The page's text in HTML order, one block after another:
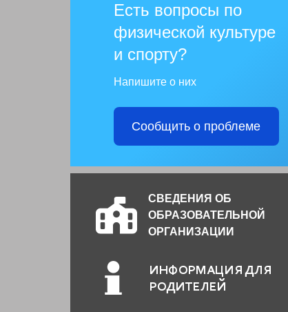
Есть вопросы по
физической культуре
и спорту?
Напишите о них
Сообщить о проблеме
СВЕДЕНИЯ ОБ
ОБРАЗОВАТЕЛЬНОЙ
ОРГАНИЗАЦИИ
ИНФОРМАЦИЯ ДЛЯ
РОДИТЕЛЕЙ